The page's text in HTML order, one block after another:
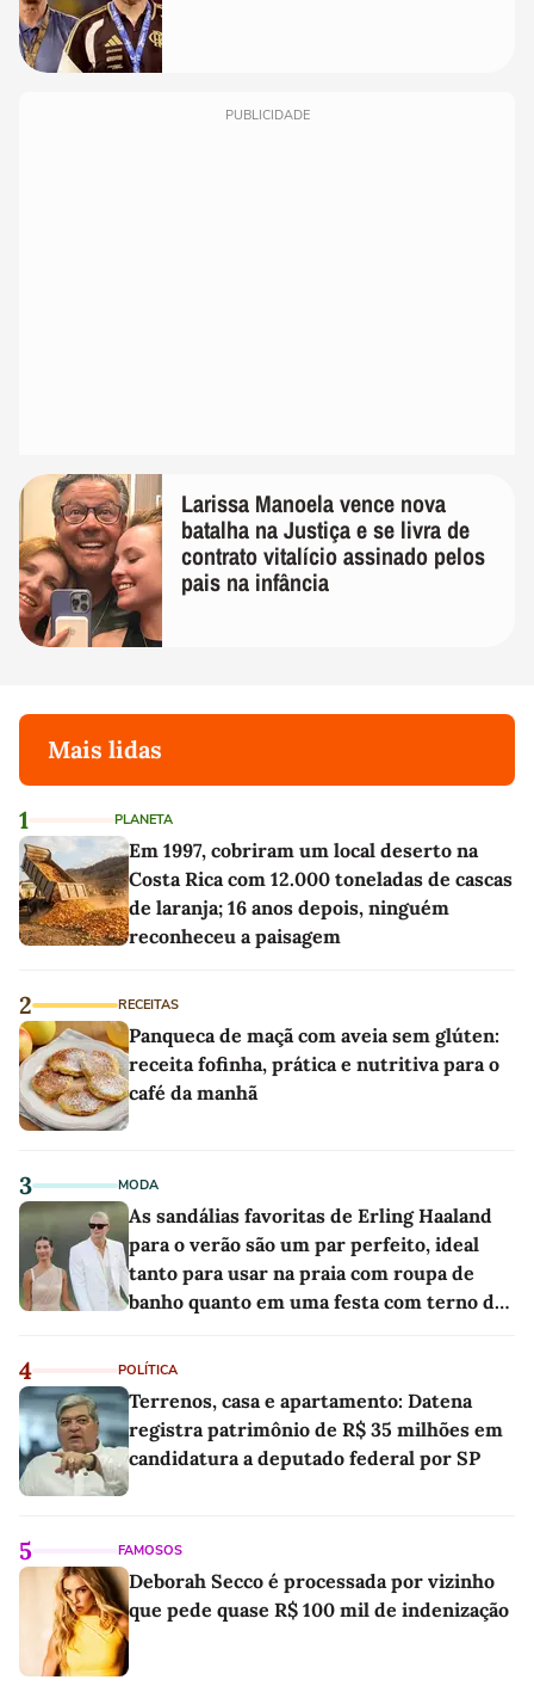
PUBLICIDADE
Larissa Manoela vence nova
batalha na Justiça e se livra de
contrato vitalício assinado pelos
pais na infância
Mais lidas
1 PLANETA
Em 1997, cobriram um local deserto na
Costa Rica com 12.000 toneladas de cascas
de laranja; 16 anos depois, ninguém
reconheceu a paisagem
2 RECEITAS
Panqueca de maçã com aveia sem glúten:
receita fofinha, prática e nutritiva para o
café da manhã
3 MODA
As sandálias favoritas de Erling Haaland
para o verão são um par perfeito, ideal
tanto para usar na praia com roupa de
banho quanto em uma festa com terno de
4 POLÍTICA
Terrenos, casa e apartamento: Datena
registra patrimônio de R$ 35 milhões em
candidatura a deputado federal por SP
5 FAMOSOS
Deborah Secco é processada por vizinho
que pede quase R$ 100 mil de indenização